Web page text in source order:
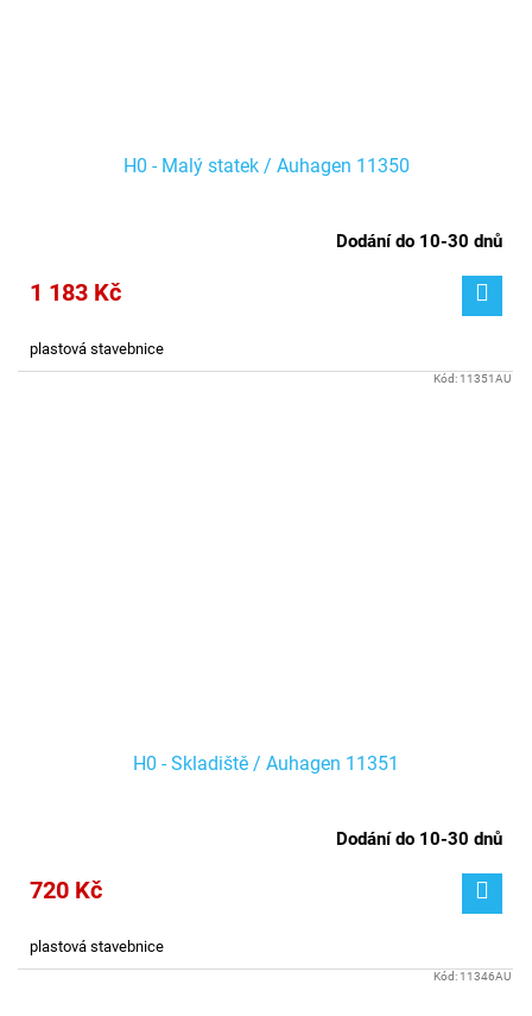
H0 - Malý statek / Auhagen 11350
Dodání do 10-30 dnů
1 183 Kč
plastová stavebnice
H0 - Skladiště / Auhagen 11351
Dodání do 10-30 dnů
720 Kč
plastová stavebnice
Kód: 11351AU
Kód: 11346AU